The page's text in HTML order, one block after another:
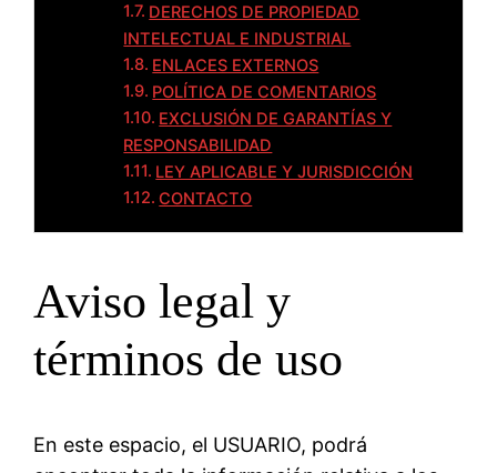
DERECHOS DE PROPIEDAD
INTELECTUAL E INDUSTRIAL
ENLACES EXTERNOS
POLÍTICA DE COMENTARIOS
EXCLUSIÓN DE GARANTÍAS Y
RESPONSABILIDAD
LEY APLICABLE Y JURISDICCIÓN
CONTACTO
Aviso legal y
términos de uso
En este espacio, el USUARIO, podrá